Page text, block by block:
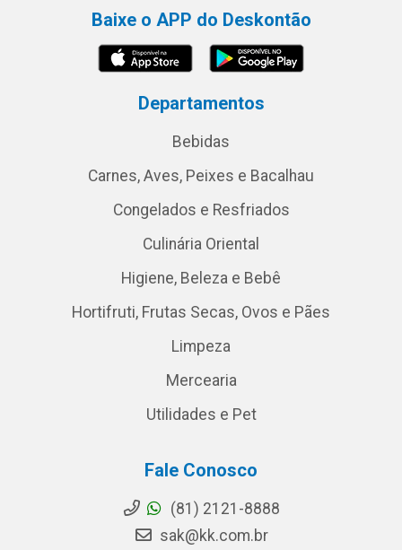
Baixe o APP do Deskontão
Departamentos
Bebidas
Carnes, Aves, Peixes e Bacalhau
Congelados e Resfriados
Culinária Oriental
Higiene, Beleza e Bebê
Hortifruti, Frutas Secas, Ovos e Pães
Limpeza
Mercearia
Utilidades e Pet
Fale Conosco
(81) 2121-8888
sak@kk.com.br